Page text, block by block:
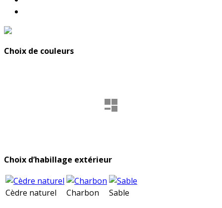
Choix de couleurs
Choix d’habillage extérieur
Cèdre naturel Charbon
Sable